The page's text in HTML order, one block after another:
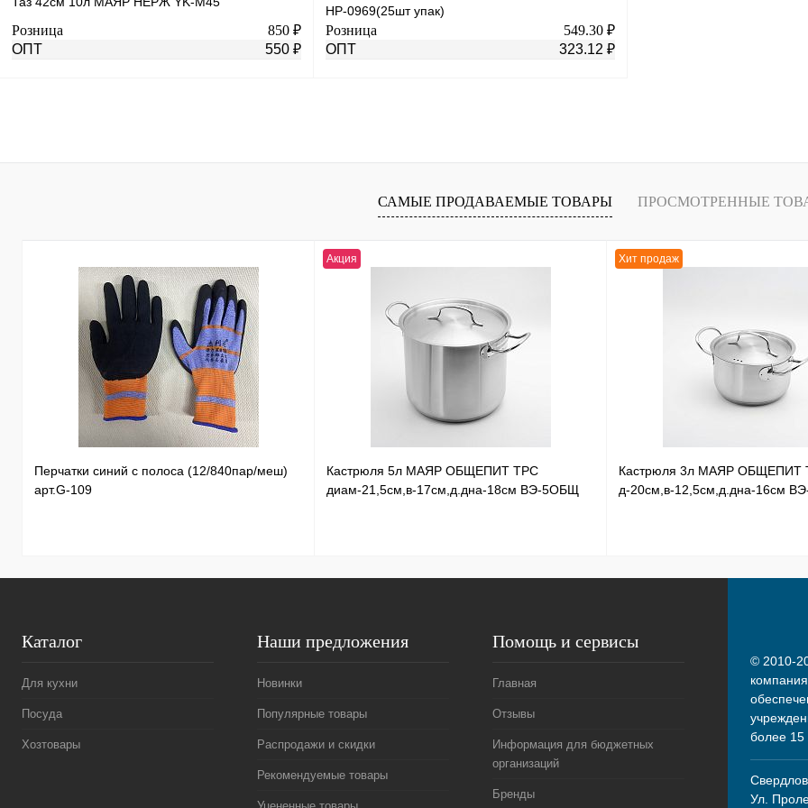
Розница
850 ₽
ОПТ
550 ₽
Купить в 1 клик К сравнению
HP-0969(25шт упак)
Розница
549.30 ₽
ОПТ
323.12 ₽
Купить в 1 клик К сравнению
САМЫЕ ПРОДАВАЕМЫЕ ТОВАРЫ ПРОСМОТРЕННЫЕ
Перчатки синий с полоса (12/840пар/меш)
арт.G-109
Акция
Кастрюля 5л МАЯР ОБЩЕПИТ ТРС
диам-21,5см,в-17см,д.дна-18см ВЭ-5ОБЩ
Хит продаж
Кастрюля 3л МАЯР ОБЩЕПИТ
д-20см,в-12,5см,д.дна-16см
Каталог
Для кухни
Посуда
Хозтовары
Наши предложения
Новинки
Популярные товары
Распродажи и скидки
Рекомендуемые товары
Помощь и сервисы
Главная
Отзывы
Информация для бюджетных
организаций
Бренды
© 2010-
более 15
Ул.